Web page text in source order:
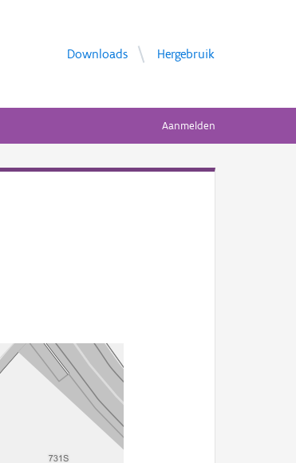
Downloads Hergebruik
Aanmelden